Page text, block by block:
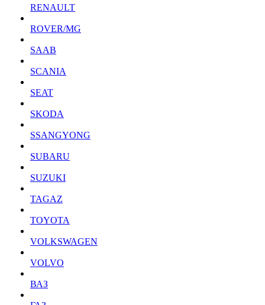
RENAULT
ROVER/MG
SAAB
SCANIA
SEAT
SKODA
SSANGYONG
SUBARU
SUZUKI
TAGAZ
TOYOTA
VOLKSWAGEN
VOLVO
ВАЗ